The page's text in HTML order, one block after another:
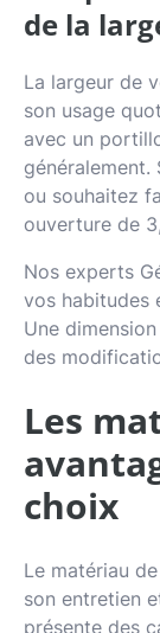
de la
La largeur de
son usage
avec un
généralement.
ou souhaitez
ouverture de
Nos experts
vos habitudes
Une
des
Les
choix
Le matériau
son entretien
présente des